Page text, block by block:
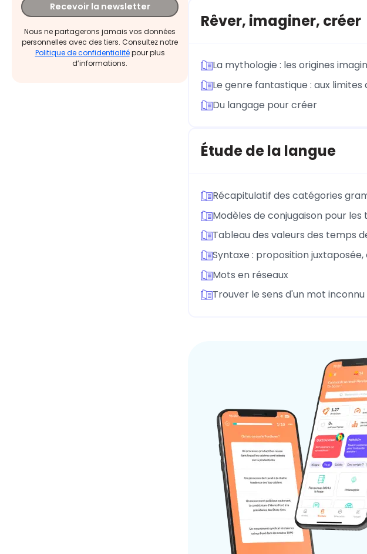
Recevoir la newsletter
Nous ne partagerons jamais vos données
personnelles avec des tiers. Consultez notre
Politique de confidentialitépour plus
d’informations.
Rêver, imaginer, créer
La mythologie : les origines
Le genre fantastique : aux limites
Du langage pour créer
Étude de la langue
Récapitulatif des catégories
Modèles de conjugaison pour les
Tableau des valeurs des temps
Syntaxe : proposition
Mots en réseaux
Trouver le sens d'un mot inconnu